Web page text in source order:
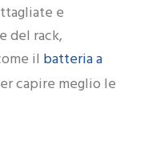
e
del rack,
il batteria a
capire meglio le